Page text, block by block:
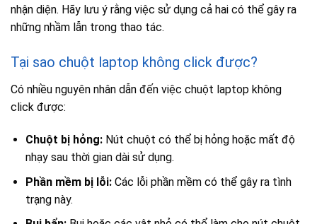
nhận diện. Hãy lưu ý rằng việc sử dụng cả hai có thể gây ra
những nhầm lẫn trong thao tác.
Tại sao chuột laptop không click được?
Có nhiều nguyên nhân dẫn đến việc chuột laptop không
click được:
Chuột bị hỏng:Nút chuột có thể bị hỏng hoặc mất độ
nhạy sau thời gian dài sử dụng.
Phần mềm bị lỗi:Các lỗi phần mềm có thể gây ra tình
trạng này.